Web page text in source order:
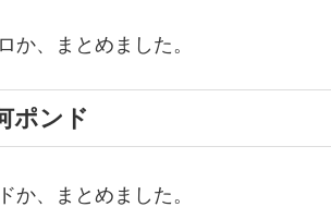
か、まとめました。
ポンド
か、まとめました。